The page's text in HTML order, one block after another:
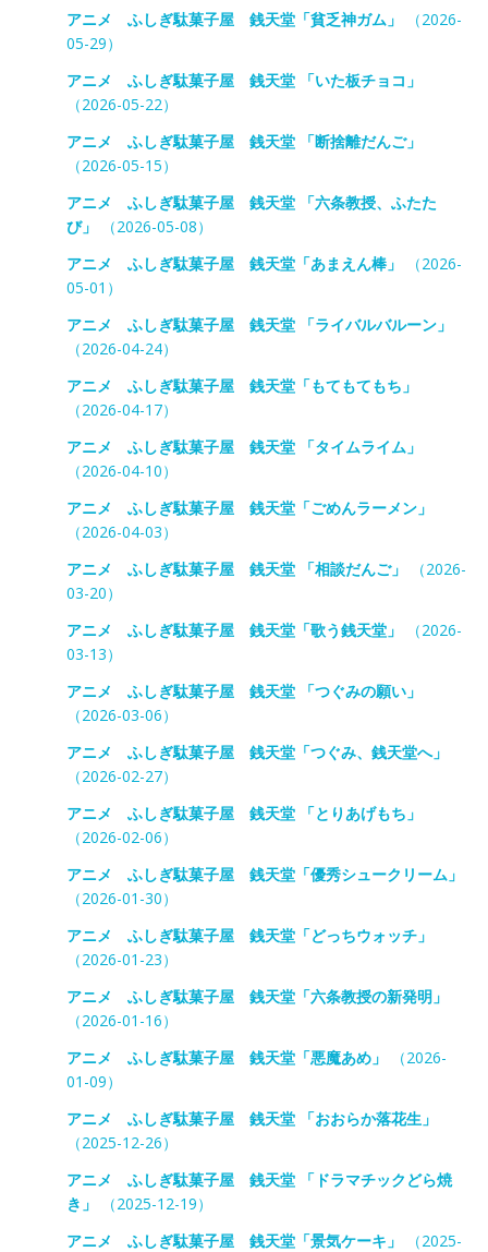
アニメ ふしぎ駄菓子屋 銭天堂「貧乏神ガム」
（2026-
05-29）
アニメ ふしぎ駄菓子屋 銭天堂 「いた板チョコ」
（2026-05-22）
アニメ ふしぎ駄菓子屋 銭天堂 「断捨離だんご」
（2026-05-15）
アニメ ふしぎ駄菓子屋 銭天堂 「六条教授、ふたた
び」
（2026-05-08）
アニメ ふしぎ駄菓子屋 銭天堂「あまえん棒」
（2026-
05-01）
アニメ ふしぎ駄菓子屋 銭天堂 「ライバルバルーン」
（2026-04-24）
アニメ ふしぎ駄菓子屋 銭天堂「もてもてもち」
（2026-04-17）
アニメ ふしぎ駄菓子屋 銭天堂 「タイムライム」
（2026-04-10）
アニメ ふしぎ駄菓子屋 銭天堂「ごめんラーメン」
（2026-04-03）
アニメ ふしぎ駄菓子屋 銭天堂 「相談だんご」
（2026-
03-20）
アニメ ふしぎ駄菓子屋 銭天堂「歌う銭天堂」
（2026-
03-13）
アニメ ふしぎ駄菓子屋 銭天堂 「つぐみの願い」
（2026-03-06）
アニメ ふしぎ駄菓子屋 銭天堂「つぐみ、銭天堂へ」
（2026-02-27）
アニメ ふしぎ駄菓子屋 銭天堂 「とりあげもち」
（2026-02-06）
アニメ ふしぎ駄菓子屋 銭天堂「優秀シュークリーム」
（2026-01-30）
アニメ ふしぎ駄菓子屋 銭天堂「どっちウォッチ」
（2026-01-23）
アニメ ふしぎ駄菓子屋 銭天堂「六条教授の新発明」
（2026-01-16）
アニメ ふしぎ駄菓子屋 銭天堂「悪魔あめ」
（2026-
01-09）
アニメ ふしぎ駄菓子屋 銭天堂 「おおらか落花生」
（2025-12-26）
アニメ ふしぎ駄菓子屋 銭天堂 「ドラマチックどら焼
き」
（2025-12-19）
アニメ ふしぎ駄菓子屋 銭天堂「景気ケーキ」
（2025-